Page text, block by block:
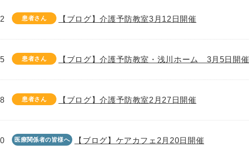
患者さん 【ブログ】介護予防教室3月12日開催
患者さん 【ブログ】介護予防教室・浅川ホーム 3月5日開催
患者さん 【ブログ】介護予防教室2月27日開催
医療関係者の皆様へ 【ブログ】ケアカフェ2月20日開催